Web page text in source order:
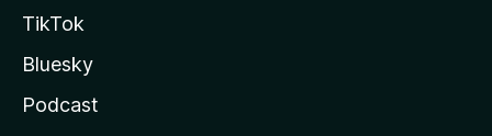
TikTok
Bluesky
Podcast